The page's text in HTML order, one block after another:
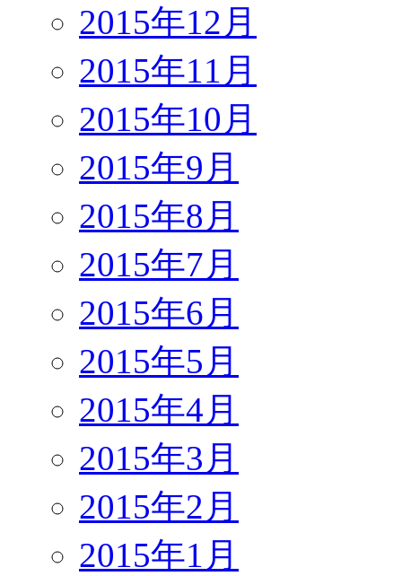
2015年12月
2015年11月
2015年10月
2015年9月
2015年8月
2015年7月
2015年6月
2015年5月
2015年4月
2015年3月
2015年2月
2015年1月